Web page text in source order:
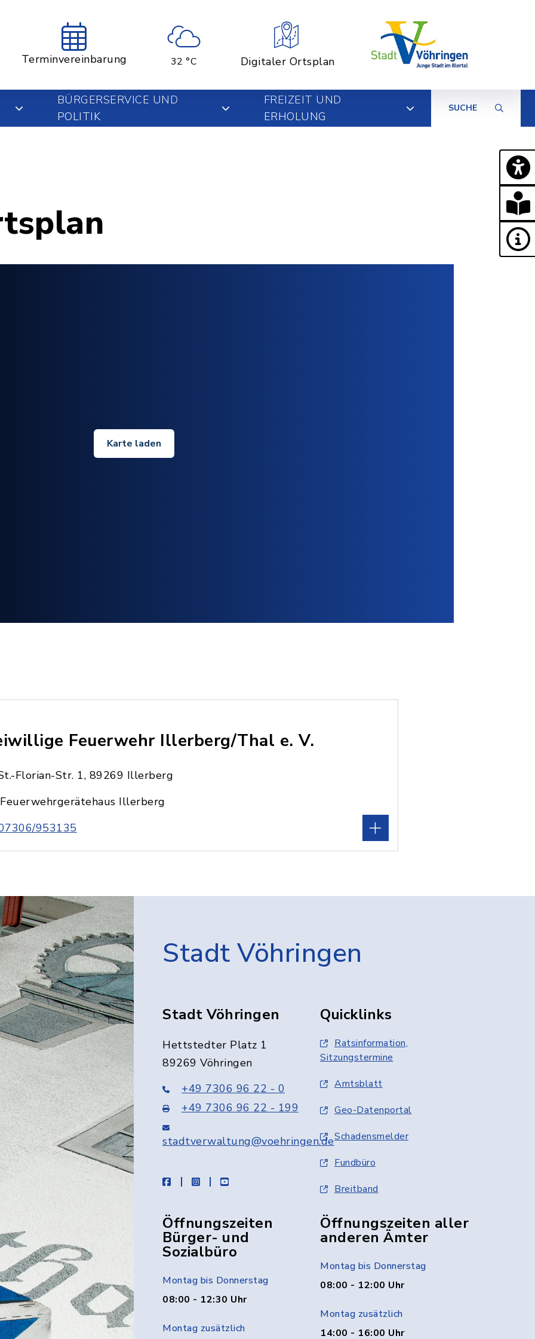
Terminvereinbarung 32 °C Digitaler Ortsplan
BÜRGERSERVICE UND
POLITIK
FREIZEIT UND
ERHOLUNG
SUCHE
Karte laden
Feuerwehr Illerberg/Thal e. V.
Florian-Str. 1, 89269 Illerberg
Illerberg
953135
Stadt Vöhringen
Stadt Vöhringen
Hettstedter Platz 1
89269 Vöhringen
+49 7306 96 22 - 0
+49 7306 96 22 - 199
stadtverwaltung@voehringen.de
facebookinstagramyoutube
Quicklinks
Ratsinformation,
Sitzungstermine
Amtsblatt
Geo-Datenportal
Schadensmelder
Fundbüro
Breitband
Öffnungszeiten
Bürger- und
Sozialbüro
Montag bis Donnerstag
08:00 - 12:30 Uhr
Montag zusätzlich
Öffnungszeiten aller
anderen Ämter
Montag bis Donnerstag
08:00 - 12:00 Uhr
Montag zusätzlich
14:00 - 16:00 Uhr